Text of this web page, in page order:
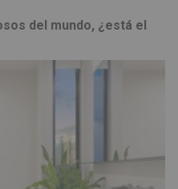
del mundo, ¿está el